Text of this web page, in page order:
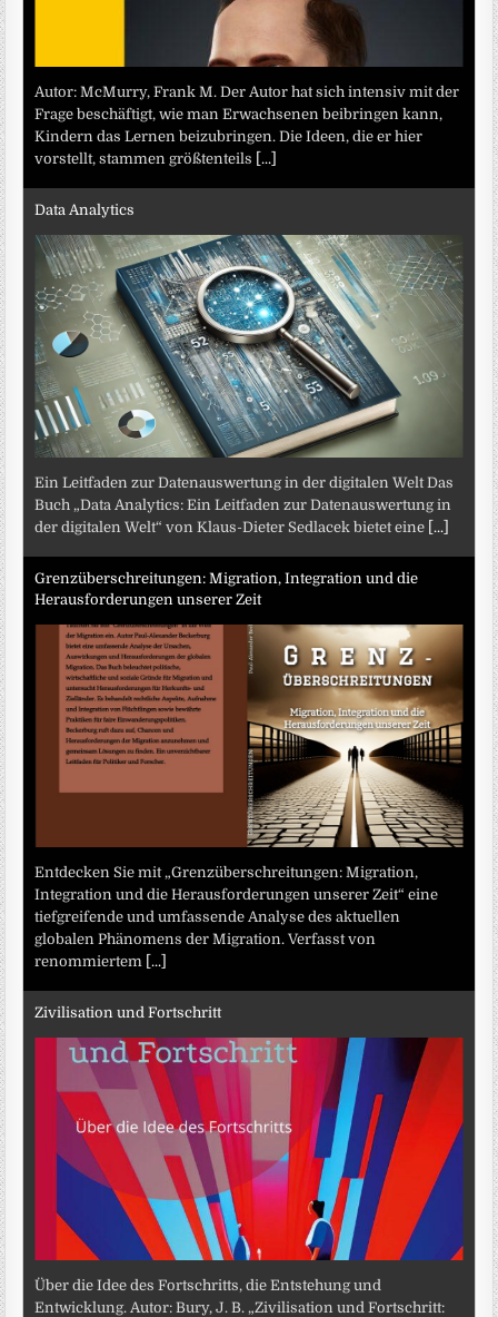
Autor: McMurry, Frank M. Der Autor hat sich intensiv mit der
Frage beschäftigt, wie man Erwachsenen beibringen kann,
Kindern das Lernen beizubringen. Die Ideen, die er hier
vorstellt, stammen größtenteils [...]
Data Analytics
Ein Leitfaden zur Datenauswertung in der digitalen Welt Das
Buch „Data Analytics: Ein Leitfaden zur Datenauswertung in
der digitalen Welt“ von Klaus-Dieter Sedlacek bietet eine [...]
Grenzüberschreitungen: Migration, Integration und die
Herausforderungen unserer Zeit
Entdecken Sie mit „Grenzüberschreitungen: Migration,
Integration und die Herausforderungen unserer Zeit“ eine
tiefgreifende und umfassende Analyse des aktuellen
globalen Phänomens der Migration. Verfasst von
renommiertem [...]
Zivilisation und Fortschritt
Über die Idee des Fortschritts, die Entstehung und
Entwicklung. Autor: Bury, J. B. „Zivilisation und Fortschritt: